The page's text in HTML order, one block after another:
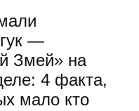
—
Змей» на
4 факта,
мало кто